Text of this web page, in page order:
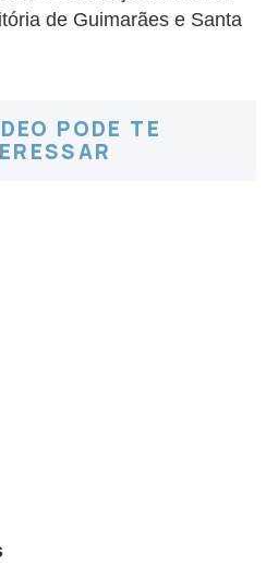
de Guimarães e Santa
PODE TE